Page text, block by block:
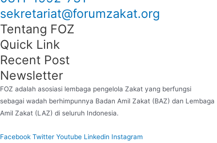
sekretariat@forumzakat.org
Tentang FOZ
Quick Link
Recent Post
Newsletter
FOZ adalah asosiasi lembaga pengelola Zakat yang berfungsi
sebagai wadah berhimpunnya Badan Amil Zakat (BAZ) dan Lembaga
Amil Zakat (LAZ) di seluruh Indonesia.
Facebook Twitter Youtube Linkedin Instagram